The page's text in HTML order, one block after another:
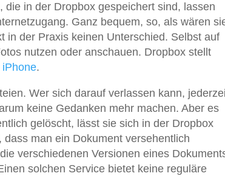
in der Dropbox gespeichert sind, lassen
Ganz bequem, so, als wären
in der Praxis keinen Unterschied. Selbst auf
nutzen oder anschauen. Dropbox stellt
iPhone.
Wer sich darauf verlassen kann,
keine Gedanken mehr machen. Aber es
gelöscht, lässt sie sich in der Dropbox
man ein Dokument versehentlich
verschiedenen Versionen eines
solchen Service bietet keine reguläre